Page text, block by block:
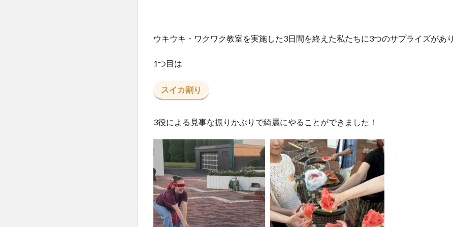
ウキウキ・ワクワク教室を実施した3日間を終えた私たちに3つのサプライズがあり
1つ目は
スイカ割り
3役による見事な振りかぶりで綺麗にやることができました！